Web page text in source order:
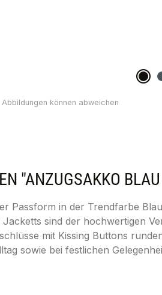
"ANZUGSAKKO
Passform in der Trendfarbe
sind der hochwertigen
mit Kissing Buttons
sowie bei festlichen